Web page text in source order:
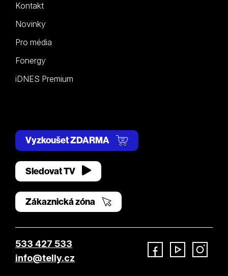
Kontakt
Novinky
Pro média
Fonergy
iDNES Premium
Vyzkoušet ZDARMA
Sledovat TV
Zákaznická zóna
533 427 533
info@telly.cz